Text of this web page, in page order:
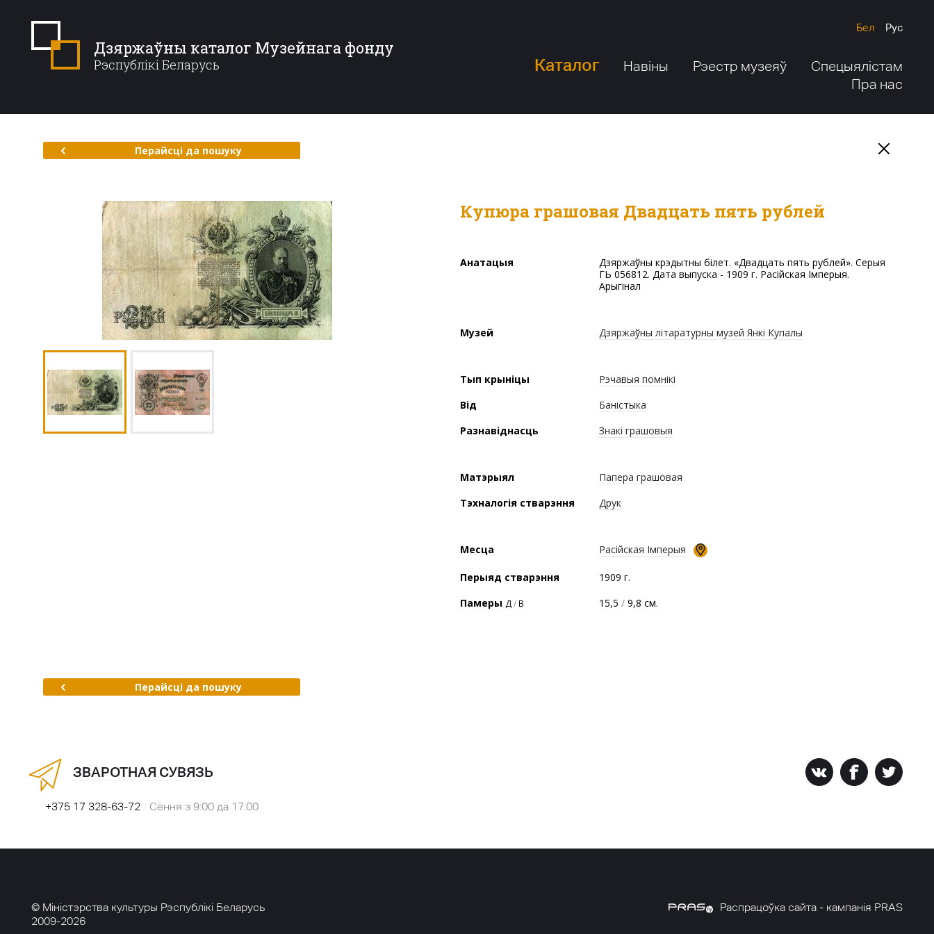
Дзяржаўны каталог Музейнага фонду
Рэспублікі Беларусь
Бел Рус
Каталог Навіны Рэестр музеяў
Спецыялістам
Пра нас
Перайсці да пошуку
Купюра грашовая Двадцать пять рублей
Анатацыя
Дзяржаўны крэдытны білет. «Двадцать пять рублей». Серыя
ГЬ 056812. Дата выпуска - 1909 г. Расійская Імперыя.
Арыгінал
Музей Дзяржаўны літаратурны музей Янкі Купалы
Тып крыніцы
Рэчавыя помнікі
Від
Баністыка
Разнавіднасць
Знакі грашовыя
Матэрыял
Папера грашовая
Тэхналогія стварэння
Друк
Месца Расійская Імперыя
Перыяд стварэння
1909 г.
Памеры Д/В 15,5 / 9,8 см.
Перайсці да пошуку
ЗВАРОТНАЯ СУВЯЗЬ
+375 17 328-63-72 / Сёння з 9:00 да 17:00
© Міністэрства культуры Рэспублікі Беларусь
2009-2026
Распрацоўка сайта - кампанія PRAS